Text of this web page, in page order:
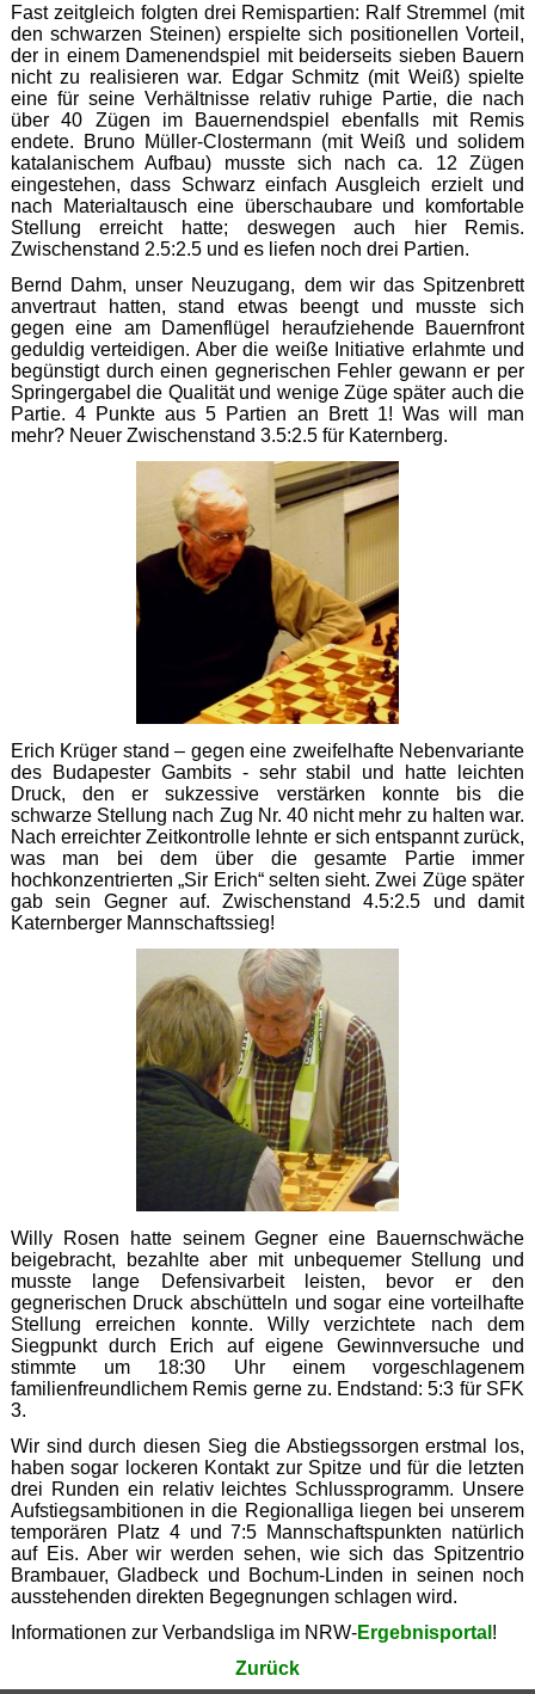
Fast zeitgleich folgten drei Remispartien: Ralf Stremmel (mit
den schwarzen Steinen) erspielte sich positionellen Vorteil,
der in einem Damenendspiel mit beiderseits sieben Bauern
nicht zu realisieren war. Edgar Schmitz (mit Weiß) spielte
eine für seine Verhältnisse relativ ruhige Partie, die nach
über 40 Zügen im Bauernendspiel ebenfalls mit Remis
endete. Bruno Müller-Clostermann (mit Weiß und solidem
katalanischem Aufbau) musste sich nach ca. 12 Zügen
eingestehen, dass Schwarz einfach Ausgleich erzielt und
nach Materialtausch eine überschaubare und komfortable
Stellung erreicht hatte; deswegen auch hier Remis.
Zwischenstand 2.5:2.5 und es liefen noch drei Partien.
Bernd Dahm, unser Neuzugang, dem wir das Spitzenbrett
anvertraut hatten, stand etwas beengt und musste sich
gegen eine am Damenflügel heraufziehende Bauernfront
geduldig verteidigen. Aber die weiße Initiative erlahmte und
begünstigt durch einen gegnerischen Fehler gewann er per
Springergabel die Qualität und wenige Züge später auch die
Partie. 4 Punkte aus 5 Partien an Brett 1! Was will man
mehr? Neuer Zwischenstand 3.5:2.5 für Katernberg.
Erich Krüger stand – gegen eine zweifelhafte Nebenvariante
des Budapester Gambits - sehr stabil und hatte leichten
Druck, den er sukzessive verstärken konnte bis die
schwarze Stellung nach Zug Nr. 40 nicht mehr zu halten war.
Nach erreichter Zeitkontrolle lehnte er sich entspannt zurück,
was man bei dem über die gesamte Partie immer
hochkonzentrierten „Sir Erich“ selten sieht. Zwei Züge später
gab sein Gegner auf. Zwischenstand 4.5:2.5 und damit
Katernberger Mannschaftssieg!
Willy Rosen hatte seinem Gegner eine Bauernschwäche
beigebracht, bezahlte aber mit unbequemer Stellung und
musste lange Defensivarbeit leisten, bevor er den
gegnerischen Druck abschütteln und sogar eine vorteilhafte
Stellung erreichen konnte. Willy verzichtete nach dem
Siegpunkt durch Erich auf eigene Gewinnversuche und
stimmte um 18:30 Uhr einem vorgeschlagenem
familienfreundlichem Remis gerne zu. Endstand: 5:3 für SFK
3.
Wir sind durch diesen Sieg die Abstiegssorgen erstmal los,
haben sogar lockeren Kontakt zur Spitze und für die letzten
drei Runden ein relativ leichtes Schlussprogramm. Unsere
Aufstiegsambitionen in die Regionalliga liegen bei unserem
temporären Platz 4 und 7:5 Mannschaftspunkten natürlich
auf Eis. Aber wir werden sehen, wie sich das Spitzentrio
Brambauer, Gladbeck und Bochum-Linden in seinen noch
ausstehenden direkten Begegnungen schlagen wird.
Informationen zur Verbandsliga im NRW-Ergebnisportal !
Zurück